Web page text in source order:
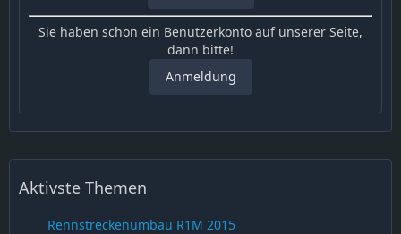
Sie haben schon ein Benutzerkonto auf unserer Seite,
dann bitte!
Anmeldung
Aktivste Themen
Rennstreckenumbau R1M 2015